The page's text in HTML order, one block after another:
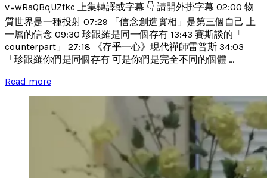
v=wRaQBqUZfkc 上集轉譯或字幕 👇 請開外掛字幕 02:00 物
質世界是一種投射 07:29 「信念創造實相」是第三個自己 上
一層的信念 09:30 珍跟羅是同一個存有 13:43 賽斯談的「
counterpart」 27:18 《存乎一心》現代禪師雷普斯 34:03
「珍跟羅你們是同個存有 可是你們是完全不同的個體 ...
Read more